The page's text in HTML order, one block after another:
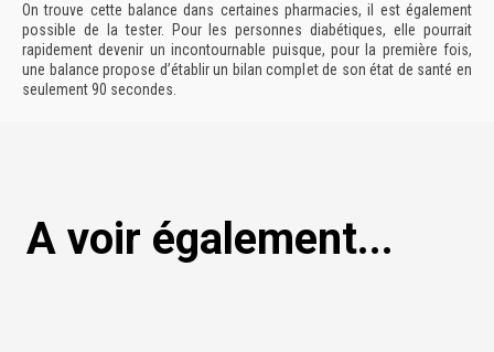
On trouve cette balance dans certaines pharmacies, il est également
possible de la tester. Pour les personnes diabétiques, elle pourrait
rapidement devenir un incontournable puisque, pour la première fois,
une balance propose d’établir un bilan complet de son état de santé en
seulement 90 secondes.
A voir également...